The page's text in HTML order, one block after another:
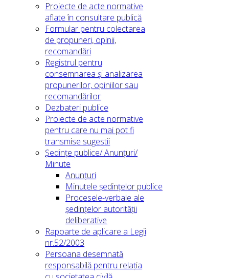
Proiecte de acte normative
aflate în consultare publică
Formular pentru colectarea
de propuneri, opinii,
recomandări
Registrul pentru
consemnarea și analizarea
propunerilor, opiniilor sau
recomandărilor
Dezbateri publice
Proiecte de acte normative
pentru care nu mai pot fi
transmise sugestii
Ședințe publice/ Anunțuri/
Minute
Anunțuri
Minutele ședințelor publice
Procesele-verbale ale
ședințelor autorității
deliberative
Rapoarte de aplicare a Legii
nr.52/2003
Persoana desemnată
responsabilă pentru relația